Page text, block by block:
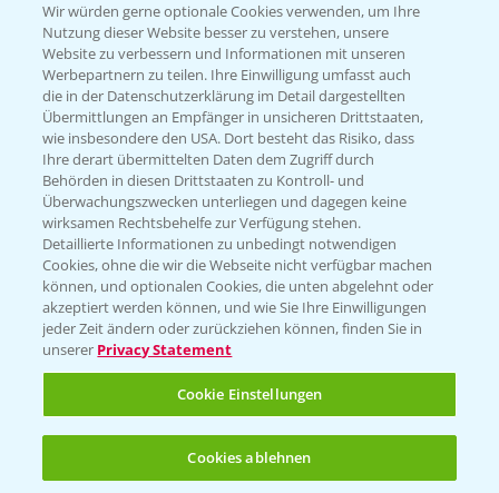
Hilfe in Notfällen
T.+49 (0)214/30-20220
Folgen Sie uns
Allgemeine Nutzungsbedingungen
Datenschutzerklärung
Impressum
Gebrauchshinweise
Wir würden gerne optionale Cookies verwenden, um Ihre
Nutzung dieser Website besser zu verstehen, unsere
Website zu verbessern und Informationen mit unseren
Werbepartnern zu teilen. Ihre Einwilligung umfasst auch
die in der Datenschutzerklärung im Detail dargestellten
Übermittlungen an Empfänger in unsicheren Drittstaaten,
wie insbesondere den USA. Dort besteht das Risiko, dass
Ihre derart übermittelten Daten dem Zugriff durch
Behörden in diesen Drittstaaten zu Kontroll- und
Überwachungszwecken unterliegen und dagegen keine
wirksamen Rechtsbehelfe zur Verfügung stehen.
Detaillierte Informationen zu unbedingt notwendigen
Cookies, ohne die wir die Webseite nicht verfügbar machen
können, und optionalen Cookies, die unten abgelehnt oder
akzeptiert werden können, und wie Sie Ihre Einwilligungen
jeder Zeit ändern oder zurückziehen können, finden Sie in
unserer Privacy Statement
Cookie Einstellungen
Cookies ablehnen